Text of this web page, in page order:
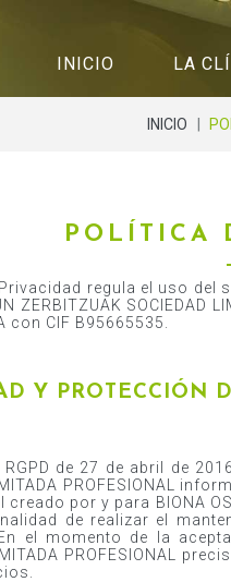
INICIO
LA
INICIO |
POLÍTICA
regula el uso del
ZERBITZUAK SOCIEDAD
con CIF B95665535.
Y PROTECCIÓN
de 27 de abril de
PROFESIONAL
por y para BIONA
de realizar el
el momento de la
PROFESIONAL